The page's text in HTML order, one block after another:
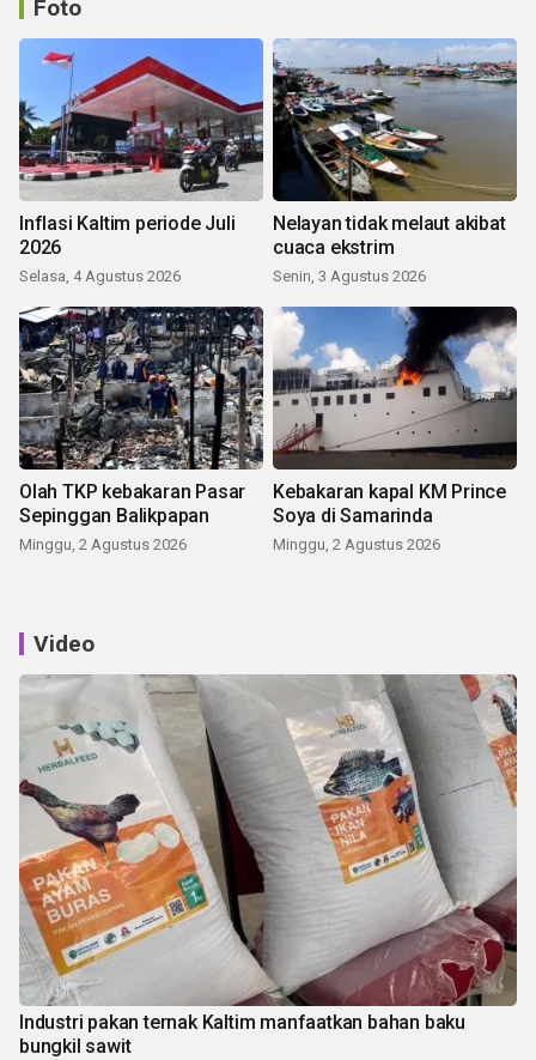
Foto
Inflasi Kaltim periode Juli
2026
Selasa, 4 Agustus 2026
Nelayan tidak melaut akibat
cuaca ekstrim
Senin, 3 Agustus 2026
Olah TKP kebakaran Pasar
Sepinggan Balikpapan
Minggu, 2 Agustus 2026
Kebakaran kapal KM Prince
Soya di Samarinda
Minggu, 2 Agustus 2026
Video
Industri pakan ternak Kaltim manfaatkan bahan baku
bungkil sawit